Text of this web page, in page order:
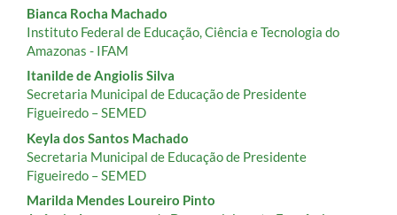
Conteúdo
do
artigo
principal
Bianca Rocha Machado
Instituto Federal de Educação, Ciência e Tecnologia do
Amazonas - IFAM
Itanilde de Angiolis Silva
Secretaria Municipal de Educação de Presidente
Figueiredo – SEMED
Keyla dos Santos Machado
Secretaria Municipal de Educação de Presidente
Figueiredo – SEMED
Marilda Mendes Loureiro Pinto